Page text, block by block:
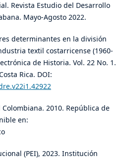
Revista Estudio del Desarrollo
Mayo-Agosto 2022.
determinantes en la división
textil costarricense (1960-
de Historia. Vol. 22 No. 1.
Rica. DOI:
2010. República de
en:
(PEI), 2023. Institución